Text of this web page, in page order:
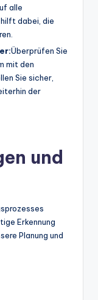
alle
dabei, die
Überprüfen Sie
mit den
Sie sicher,
der
und
Erkennung
Planung und